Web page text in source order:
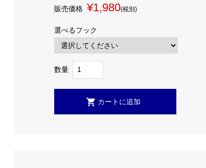
販売価格 ¥1,980(税別)
選べるフック
数量